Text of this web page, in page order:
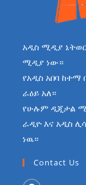
አዲስ ሚዲያ
ሚዲያ ነው።
የአዲስ አበባ
ራዕይ አለ።
የሁሉም ዲጂታል
ራዲዮ እና አዲስ
ነዉ።
Contact Us